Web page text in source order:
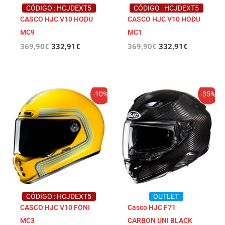
CÓDIGO : HCJDEXT5
CASCO HJC V10 HODU
MC9
369,90€ 332,91€
CÓDIGO : HCJDEXT5
CASCO HJC V10 HODU
MC1
369,90€ 332,91€
-10%
CÓDIGO : HCJDEXT5
CASCO HJC V10 FONI
MC3
El
original
era:
369,90€.
El
precio
actual
es:
332,91€.
-35%
OUTLET
Casco HJC F71
CARBON UNI BLACK
El
precio
original
era:
459,90€.
El
precio
actual
es:
298,94€.